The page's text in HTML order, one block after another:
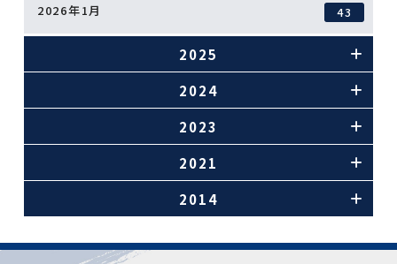
2026年1月 43
2025
2024
2023
2021
2014